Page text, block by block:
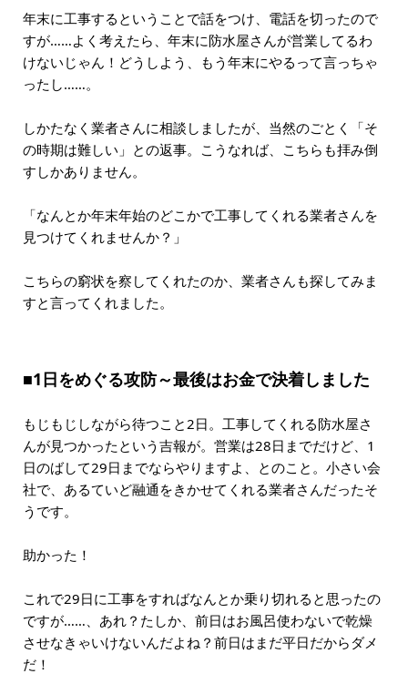
年末に工事するということで話をつけ、電話を切ったので
すが……よく考えたら、年末に防水屋さんが営業してるわ
けないじゃん！どうしよう、もう年末にやるって言っちゃ
ったし……。
しかたなく業者さんに相談しましたが、当然のごとく「そ
の時期は難しい」との返事。こうなれば、こちらも拝み倒
すしかありません。
「なんとか年末年始のどこかで工事してくれる業者さんを
見つけてくれませんか？」
こちらの窮状を察してくれたのか、業者さんも探してみま
すと言ってくれました。
■1日をめぐる攻防～最後はお金で決着しました
もじもじしながら待つこと2日。工事してくれる防水屋さ
んが見つかったという吉報が。営業は28日までだけど、1
日のばして29日までならやりますよ、とのこと。小さい会
社で、あるていど融通をきかせてくれる業者さんだったそ
うです。
助かった！
これで29日に工事をすればなんとか乗り切れると思ったの
ですが……、あれ？たしか、前日はお風呂使わないで乾燥
させなきゃいけないんだよね？前日はまだ平日だからダメ
だ！